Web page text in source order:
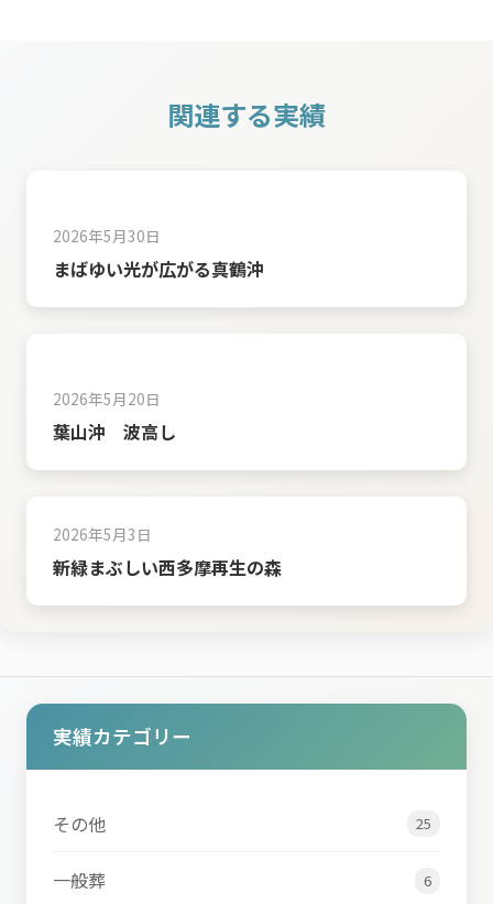
関連する実績
2026年5月30日
まばゆい光が広がる真鶴沖
2026年5月20日
葉山沖 波高し
2026年5月3日
新緑まぶしい西多摩再生の森
実績カテゴリー
その他 25
一般葬 6